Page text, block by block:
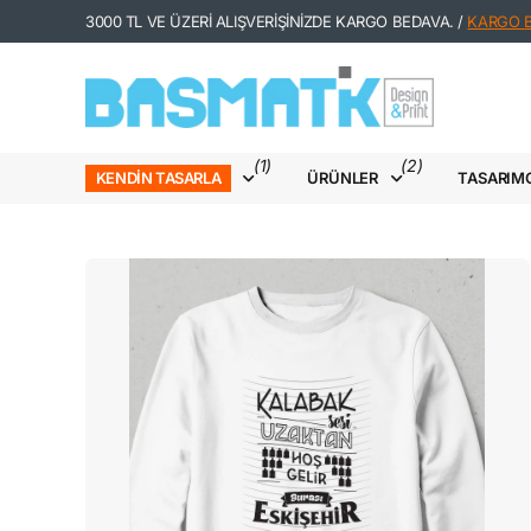
3000 TL VE ÜZERİ ALIŞVERİŞİNİZDE KARGO BEDAVA. / KARGO
KENDIN TASARLA
(1)
ÜRÜNLER
(2)